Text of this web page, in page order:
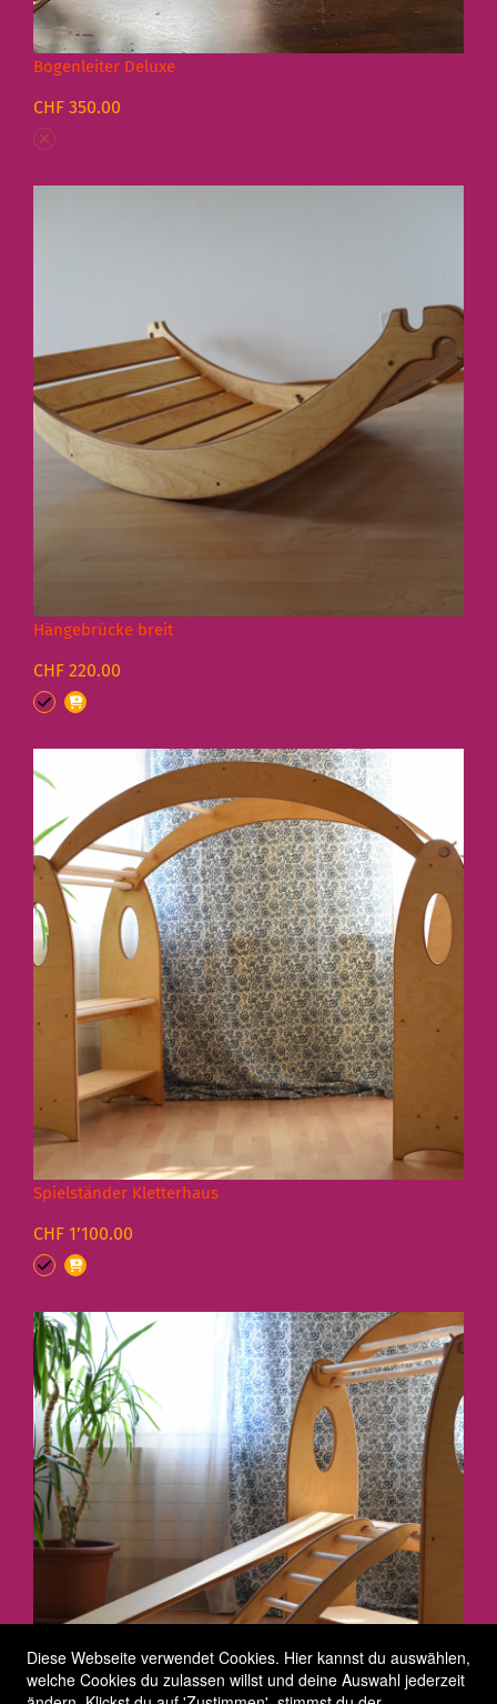
Bogenleiter Deluxe
CHF 350.00
Hängebrücke breit
CHF 220.00
Spielständer Kletterhaus
CHF 1’100.00
Diese Webseite verwendet Cookies. Hier kannst du auswählen,
welche Cookies du zulassen willst und deine Auswahl jederzeit